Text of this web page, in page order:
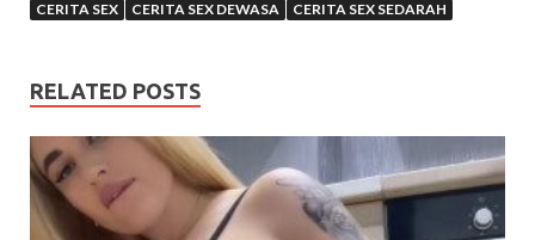
CERITA SEX
CERITA SEX DEWASA CERITA SEX SEDARAH
RELATED POSTS